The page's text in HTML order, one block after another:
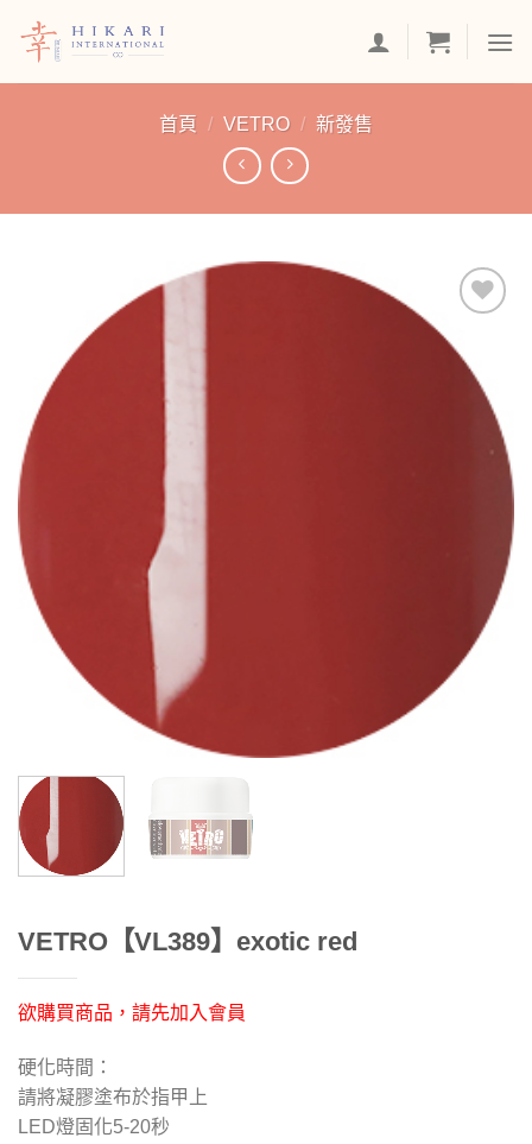
首頁 / VETRO / 新發售
「願
望清
單」
VETRO【VL389】exotic red
欲購買商品，請先加入會員
硬化時間：
請將凝膠塗布於指甲上
LED燈固化5-20秒